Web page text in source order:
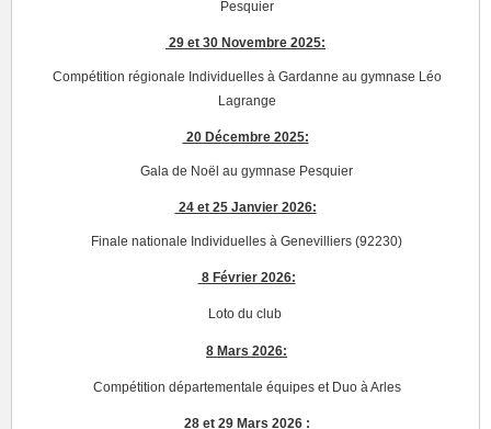
Pesquier
29 et 30 Novembre 2025:
Compétition régionale Individuelles à Gardanne au gymnase Léo
Lagrange
20 Décembre 2025:
Gala de Noël au gymnase Pesquier
24 et 25 Janvier 2026:
Finale nationale Individuelles à Genevilliers (92230)
8 Février 2026:
Loto du club
8 Mars 2026:
Compétition départementale équipes et Duo à Arles
28 et 29 Mars 2026 :